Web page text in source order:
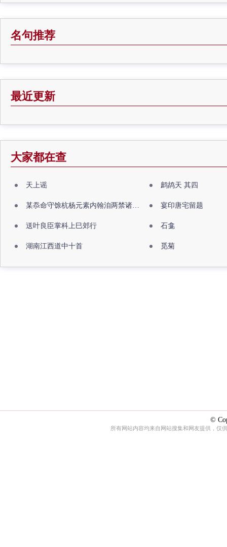
名句推荐
最近更新
大家都在查
天上谣 鹧鸪天 其四
某忝命守馀杭杨元素内翰洎两禁诸公出祖佛寺 宴印唐宅留题
送叶良臣掌科上巳郊行 石龛
湖南江西道中十首 觅菊
©
所有网站内容均来自网站搜集和网友提供，仅